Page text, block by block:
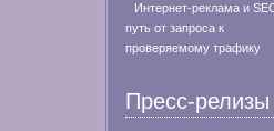
Интернет-реклама и
путь от запроса к
проверяемому трафику
Пресс-релизы